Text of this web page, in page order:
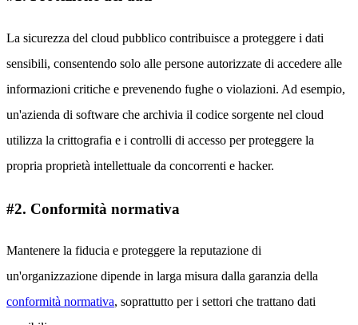
La sicurezza del cloud pubblico contribuisce a proteggere i dati
sensibili, consentendo solo alle persone autorizzate di accedere alle
informazioni critiche e prevenendo fughe o violazioni. Ad esempio,
un'azienda di software che archivia il codice sorgente nel cloud
utilizza la crittografia e i controlli di accesso per proteggere la
propria proprietà intellettuale da concorrenti e hacker.
#2. Conformità normativa
Mantenere la fiducia e proteggere la reputazione di
un'organizzazione dipende in larga misura dalla garanzia della
conformità normativa, soprattutto per i settori che trattano dati